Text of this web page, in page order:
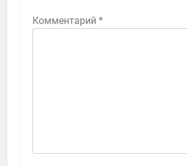
Комментарий *